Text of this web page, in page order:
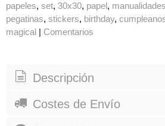
papeles set 30x30 papel manualidades
pegatinas stickers birthday
magical
Comentarios
Descripción
Costes de Envío